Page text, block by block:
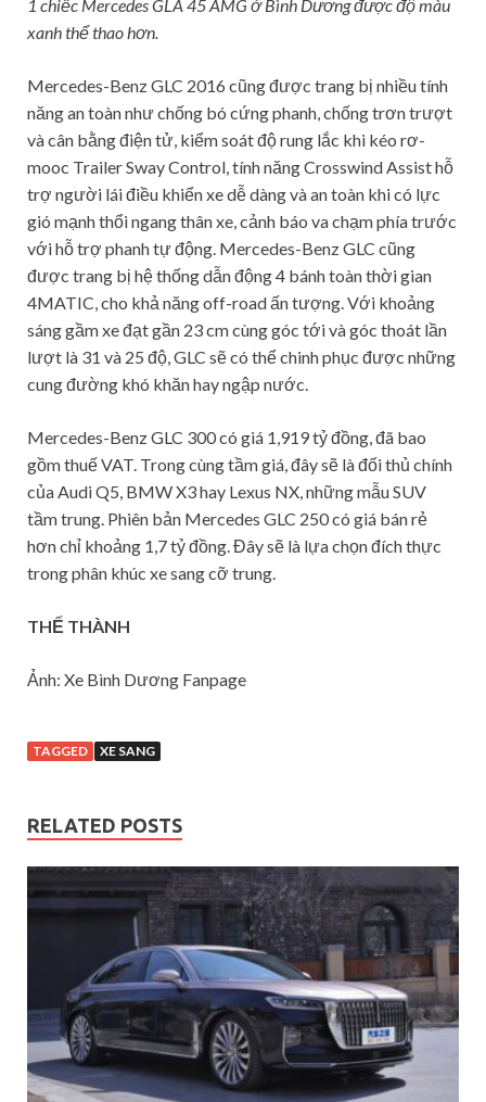
1 chiếc Mercedes GLA 45 AMG ở Bình Dương được độ màu
xanh thể thao hơn.
Mercedes-Benz GLC 2016 cũng được trang bị nhiều tính
năng an toàn như chống bó cứng phanh, chống trơn trượt
và cân bằng điện tử, kiểm soát độ rung lắc khi kéo rơ-
mooc Trailer Sway Control, tính năng Crosswind Assist hỗ
trợ người lái điều khiển xe dễ dàng và an toàn khi có lực
gió mạnh thổi ngang thân xe, cảnh báo va chạm phía trước
với hỗ trợ phanh tự động. Mercedes-Benz GLC cũng
được trang bị hệ thống dẫn động 4 bánh toàn thời gian
4MATIC, cho khả năng off-road ấn tượng. Với khoảng
sáng gầm xe đạt gần 23 cm cùng góc tới và góc thoát lần
lượt là 31 và 25 độ, GLC sẽ có thể chinh phục được những
cung đường khó khăn hay ngập nước.
Mercedes-Benz GLC 300 có giá 1,919 tỷ đồng, đã bao
gồm thuế VAT. Trong cùng tầm giá, đây sẽ là đối thủ chính
của Audi Q5, BMW X3 hay Lexus NX, những mẫu SUV
tầm trung. Phiên bản Mercedes GLC 250 có giá bán rẻ
hơn chỉ khoảng 1,7 tỷ đồng. Đây sẽ là lựa chọn đích thực
trong phân khúc xe sang cỡ trung.
THẾ THÀNH
Ảnh: Xe Bình Dương Fanpage
TAGGED XE SANG
RELATED POSTS